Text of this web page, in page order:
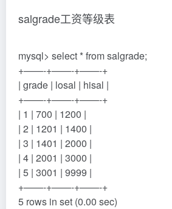
salgrade工资等级表
mysql> select * from salgrade;
+——-+——-+——-+
| grade | losal | hisal |
+——-+——-+——-+
| 1 | 700 | 1200 |
| 2 | 1201 | 1400 |
| 3 | 1401 | 2000 |
| 4 | 2001 | 3000 |
| 5 | 3001 | 9999 |
+——-+——-+——-+
5 rows in set (0.00 sec)